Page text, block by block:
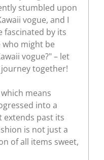
stumbled upon
vogue, and I
fascinated by its
who might be
vogue?" – let
together!
means
into a
past its
is not just a
of all items sweet,